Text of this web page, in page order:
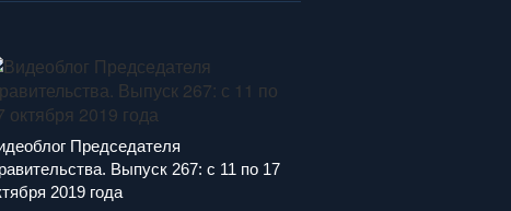
Председателя
Выпуск 267: с 11 по 17
2019 года